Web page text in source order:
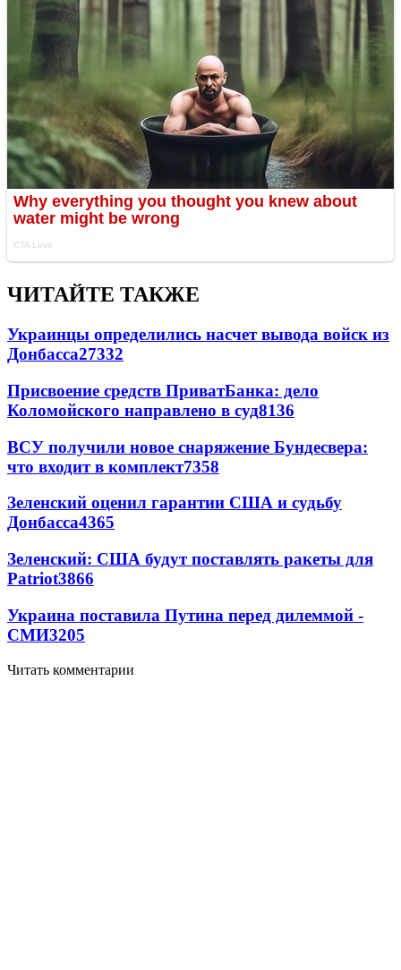
ЧИТАЙТЕ ТАКЖЕ
Украинцы определились насчет вывода войск из
Донбасса27332
Присвоение средств ПриватБанка: дело
Коломойского направлено в суд8136
ВСУ получили новое снаряжение Бундесвера:
что входит в комплект7358
Зеленский оценил гарантии США и судьбу
Донбасса4365
Зеленский: США будут поставлять ракеты для
Patriot3866
Украина поставила Путина перед дилеммой -
СМИ3205
Читать комментарии